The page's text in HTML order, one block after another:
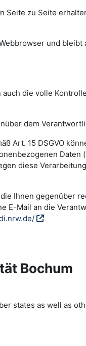
Seite zu Seite
und bleibt
die volle
dem
Art. 15 DSGVO
Daten
diese
Ihnen gegenüber
E-Mail an die
Bochum
states as well as